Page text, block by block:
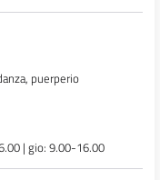
puerperio
| gio: 9.00-16.00